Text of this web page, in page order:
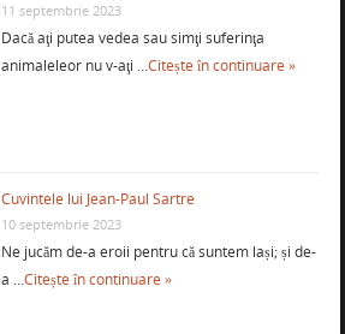
11 septembrie 2023
Dacă aţi putea vedea sau simţi suferinţa
animaleleor nu v-aţi …Citește în continuare »
Cuvintele lui Jean-Paul Sartre
10 septembrie 2023
Ne jucăm de-a eroii pentru că suntem lași; și de-
a …Citește în continuare »